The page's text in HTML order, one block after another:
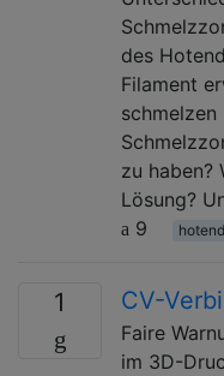
des
Filament
zu haben?
Lösung?
9
hotend
1 CV-
Faire
im 3D-